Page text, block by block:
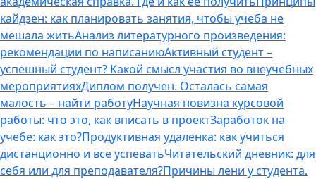
кайдзен: как планировать занятия, чтобы учеба не
мешала житьАнализ литературного произведения:
рекомендации по написаниюАктивный студент –
успешный студент? Какой смысл участия во внеучебных
мероприятияхДиплом получен. Осталась самая
малость – найти работуНаучная новизна курсовой
работы: что это, как вписать в проектЗаработок на
учебе: как это?Продуктивная удаленка: как учиться
дистанционно и все успеватьЧитательский дневник: для
себя или для преподавателя?Причины лени у студента.